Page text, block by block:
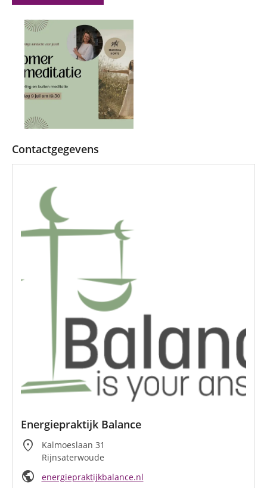
Contactgegevens
Energiepraktijk Balance
location_on
Kalmoeslaan 31
Rijnsaterwoude
public energiepraktijkbalance.nl